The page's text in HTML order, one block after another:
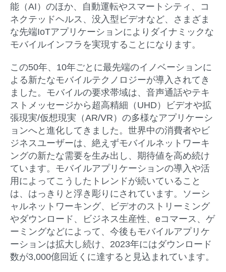
能（AI）のほか、自動運転やスマートシティ、コ
ネクテッドヘルス、没入型ビデオなど、さまざま
な先端IoTアプリケーションによりダイナミックな
モバイルインフラを実現することになります。
この50年、10年ごとに最先端のイノベーションに
よる新たなモバイルテクノロジーが導入されてき
ました。モバイルの要求帯域は、音声通話やテキ
ストメッセージから超高精細（UHD）ビデオや拡
張現実/仮想現実（AR/VR）の多様なアプリケーシ
ョンへと進化してきました。世界中の消費者やビ
ジネスユーザーは、絶えずモバイルネットワーキ
ングの新たな需要を生み出し、期待値を高め続け
ています。モバイルアプリケーションの導入や活
用によってこうしたトレンドが続いていること
は、はっきりと浮き彫りにされています。ソーシ
ャルネットワーキング、ビデオのストリーミング
やダウンロード、ビジネス生産性、eコマース、ゲ
ーミングなどによって、今後もモバイルアプリケ
ーションは拡大し続け、2023年にはダウンロード
数が3,000億回近くに達すると見込まれています。